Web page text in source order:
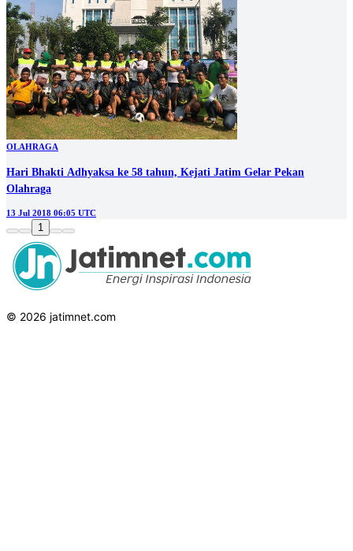
OLAHRAGA
Hari Bhakti Adhyaksa ke 58 tahun, Kejati Jatim Gelar Pekan
Olahraga
13 Jul 2018 06:05 UTC
1
© 2026 jatimnet.com